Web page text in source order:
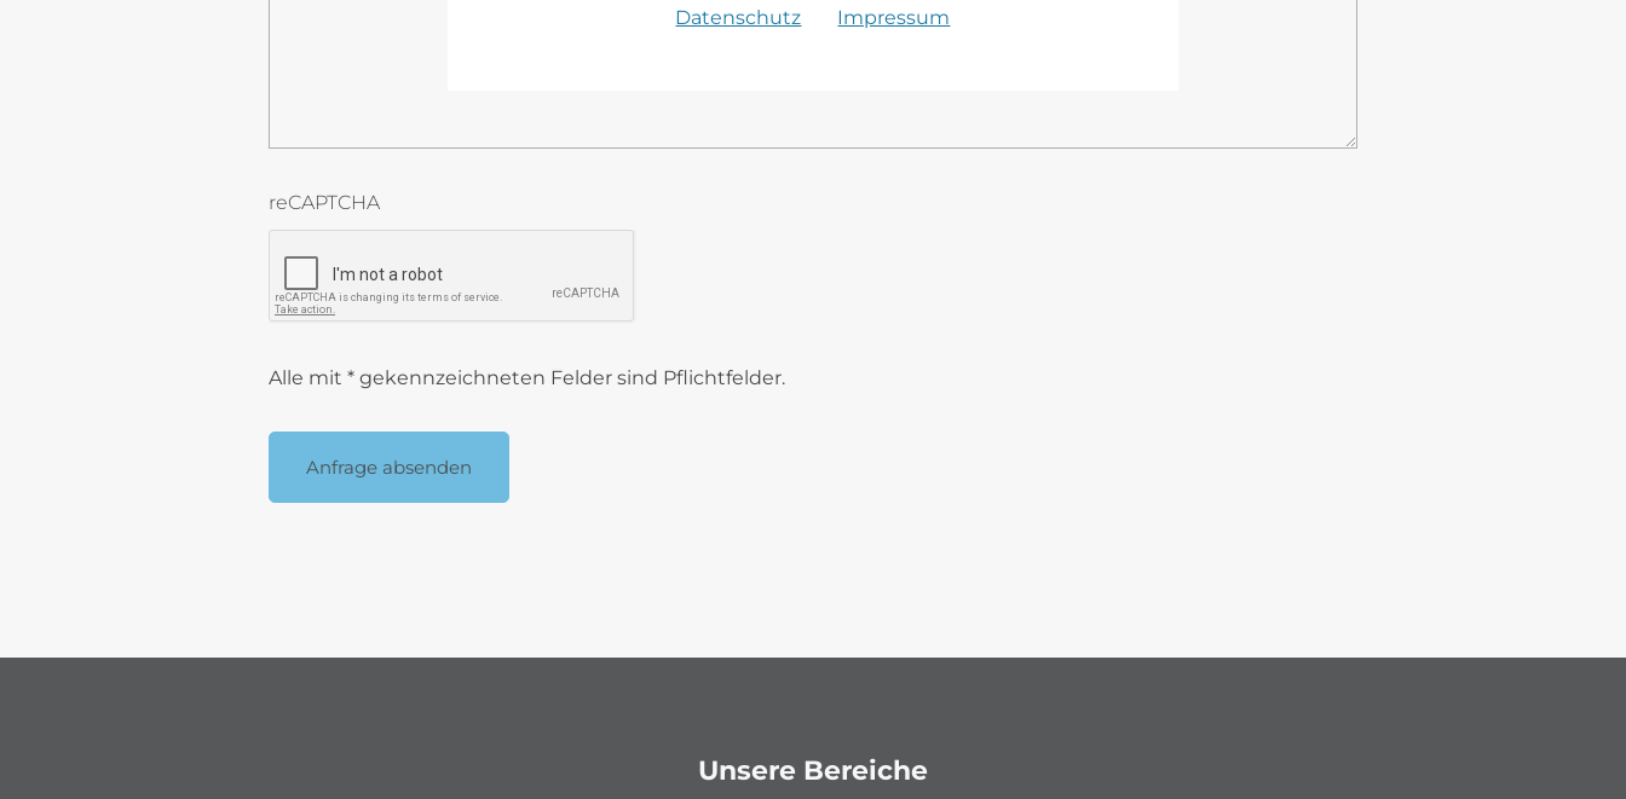
Datenschutz Impressum
reCAPTCHA
0UoLkpiqDNw5WZv8n1e
Alle mit * gekennzeichneten Felder sind Pflichtfelder.
Anfrage absenden
Unsere Bereiche